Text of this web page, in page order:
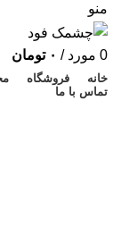
منو
0 مورد / ۰ تومان
خانه فروشگاه
تماس با ما